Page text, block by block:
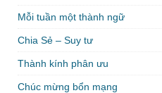
Mỗi tuần một thành ngữ
Chia Sẻ – Suy tư
Thành kính phân ưu
Chúc mừng bổn mạng